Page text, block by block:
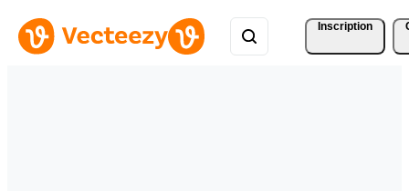
Inscription